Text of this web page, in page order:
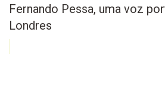
Fernando Pessa, uma voz
Londres